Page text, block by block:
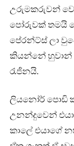
උරුමකරුවන්
පෝරුවක් තමයි
පේරන්ට්ස් ලා
කියන්නේ හුවාන්
රැජිනයි.
ලියනෝර් පොඩි
උනන්දුවෙන් එයා
කාලේ එයාගේ